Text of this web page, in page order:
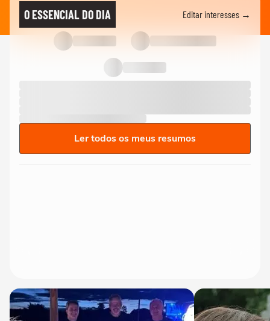
O ESSENCIAL DO DIA Editar interesses →
Ler todos os meus resumos